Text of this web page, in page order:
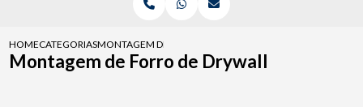
HOMECATEGORIASMONTAGEM DE FORRO DE DRYWALL
Montagem de Forro de Drywall